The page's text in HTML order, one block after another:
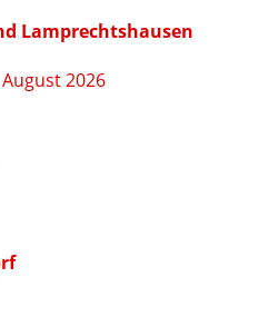
Lamprechtshausen
2026